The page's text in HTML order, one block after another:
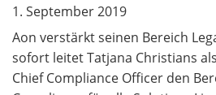
1. September 2019
Aon verstärkt seinen Bereich
sofort leitet Tatjana Christians
Chief Compliance Officer den